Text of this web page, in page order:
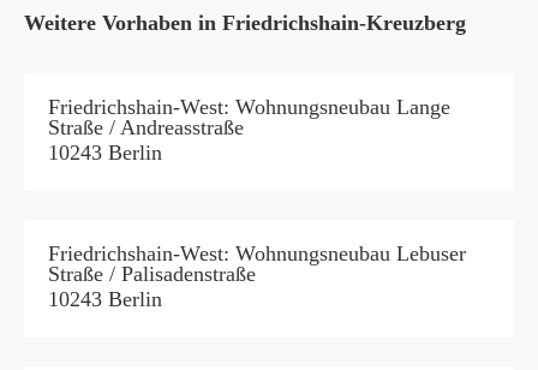
Weitere Vorhaben in Friedrichshain-Kreuzberg
Friedrichshain-West: Wohnungsneubau Lange
Straße / Andreasstraße
10243 Berlin
Friedrichshain-West: Wohnungsneubau Lebuser
Straße / Palisadenstraße
10243 Berlin